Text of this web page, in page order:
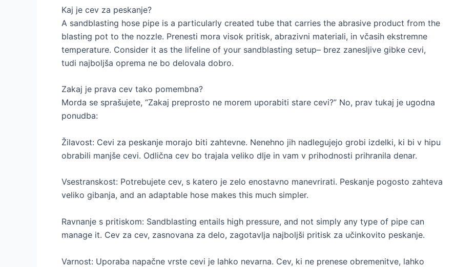
Kaj je cev za peskanje?
A sandblasting hose pipe is a particularly created tube that carries the abrasive product from the
blasting pot to the nozzle. Prenesti mora visok pritisk, abrazivni materiali, in včasih ekstremne
temperature. Consider it as the lifeline of your sandblasting setup– brez zanesljive gibke cevi,
tudi najboljša oprema ne bo delovala dobro.
Zakaj je prava cev tako pomembna?
Morda se sprašujete, “Zakaj preprosto ne morem uporabiti stare cevi?” No, prav tukaj je ugodna
ponudba:
Žilavost: Cevi za peskanje morajo biti zahtevne. Nenehno jih nadlegujejo grobi izdelki, ki bi v hipu
obrabili manjše cevi. Odlična cev bo trajala veliko dlje in vam v prihodnosti prihranila denar.
Vsestranskost: Potrebujete cev, s katero je zelo enostavno manevrirati. Peskanje pogosto zahteva
veliko gibanja, and an adaptable hose makes this much simpler.
Ravnanje s pritiskom: Sandblasting entails high pressure, and not simply any type of pipe can
manage it. Cev za cev, zasnovana za delo, zagotavlja najboljši pritisk za učinkovito peskanje.
Varnost: Uporaba napačne vrste cevi je lahko nevarna. Cev, ki ne prenese obremenitve, lahko